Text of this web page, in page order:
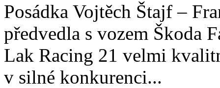
Posádka Vojtěch Štajf –
předvedla s vozem Škoda
Lak Racing 21 velmi
v silné konkurenci...